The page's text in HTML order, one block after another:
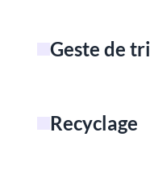
Geste de tri
Recyclage